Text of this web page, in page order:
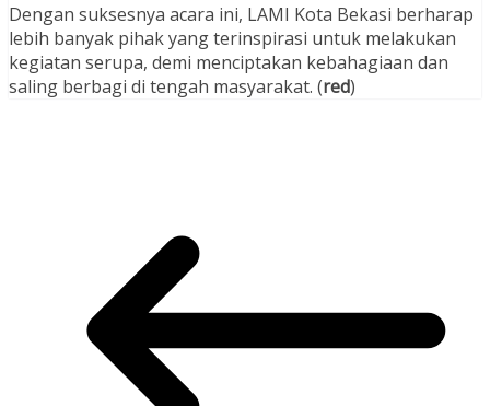
Dengan suksesnya acara ini, LAMI Kota Bekasi berharap
lebih banyak pihak yang terinspirasi untuk melakukan
kegiatan serupa, demi menciptakan kebahagiaan dan
saling berbagi di tengah masyarakat. (red)